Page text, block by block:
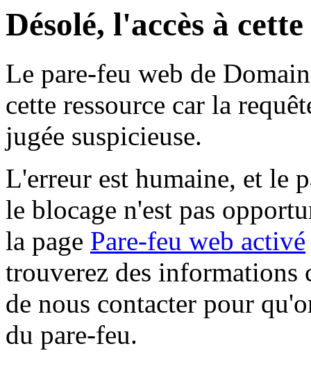
Désolé, l'accès à
Le pare-feu web de
cette ressource car la
jugée suspicieuse.
L'erreur est humaine, et le
le blocage n'est pas
la page Pare-feu web activé
trouverez des informations
de nous contacter pour
du pare-feu.